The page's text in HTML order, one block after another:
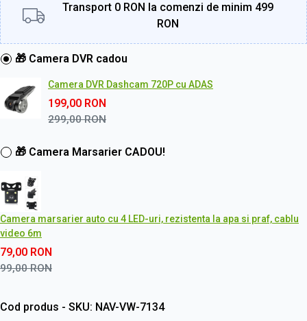
Transport 0 RON la comenzi de minim 499
RON
🎁 Camera DVR cadou
Camera DVR Dashcam 720P cu ADAS
199,00 RON
299,00RON
🎁 Camera Marsarier CADOU!
Camera marsarier auto cu 4 LED-uri, rezistenta la apa si praf, cablu
video 6m
79,00 RON
99,00RON
Cod produs - SKU NAV-VW-7134